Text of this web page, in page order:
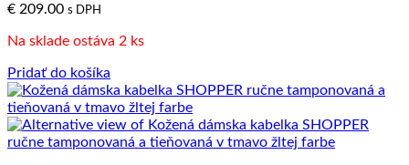
€ 209.00 s DPH
Na sklade ostáva 2 ks
Pridať do košíka